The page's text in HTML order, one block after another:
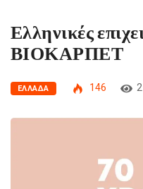
Ελληνικές
ΒΙΟΚΑΡΠΕΤ
ΕΛΛΆΔΑ 146